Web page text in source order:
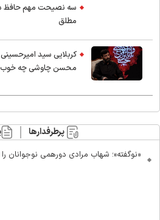
سه نصیحت مهم حافظ در
مطلق
کربلایی سید امیر‌حسینی
محسن چاوشی چه خوب
پرطرفدارها
«نوگفته»؛ شهاب مرادی دورهمی نوجوانان را